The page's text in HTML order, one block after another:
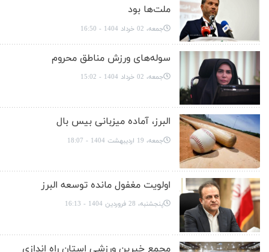
ملت‌ها بود
جمعه، 02 خرداد 1404 - 16:50
سوله‌های ورزش مناطق محروم
جمعه، 02 خرداد 1404 - 15:02
البرز، آماده میزبانی بیس بال
جمعه، 19 اردیبهشت 1404 - 18:07
اولویت مغفول مانده توسعه البرز
پنجشنبه، 28 فروردین 1404 - 16:13
مجمع خیرین ورزشی استان راه اندازی